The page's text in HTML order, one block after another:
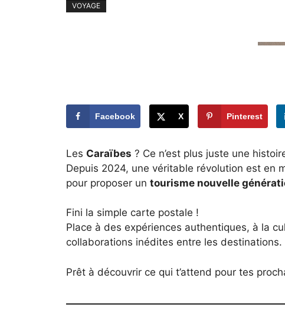
VOYAGE
Facebook X Pinterest
Les Caraïbes ? Ce n’est plus juste une
Depuis 2024, une véritable révolution est en
pour proposer un tourisme nouvelle
Fini la simple carte postale !
Place à des expériences authentiques, à la
collaborations inédites entre les destinations.
Prêt à découvrir ce qui t’attend pour tes